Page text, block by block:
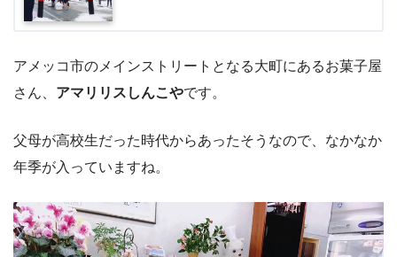
アメッコ市のメインストリートとなる大町にあるお菓子屋
さん、 アマリリスしんこやです。
父母が高校生だった時代からあったそうなので、なかなか
年季が入っていますね。